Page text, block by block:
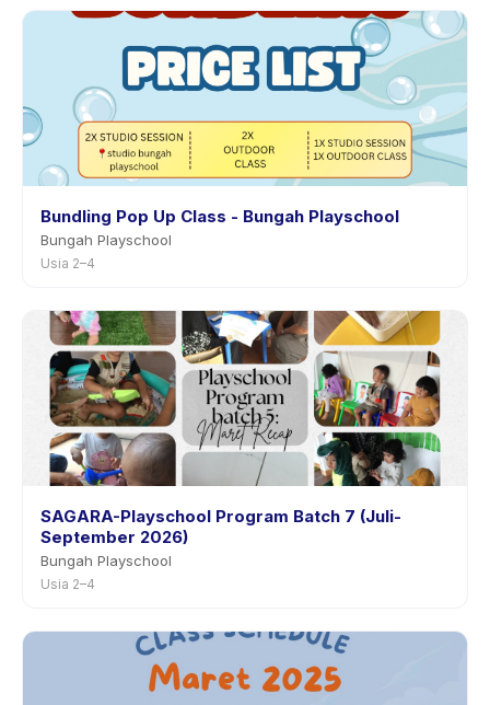
sebelumnya.
Bundling Pop Up Class - Bungah Playschool
Bungah Playschool
Usia 2–4
SAGARA-Playschool Program Batch 7 (Juli-
September 2026)
Bungah Playschool
Usia 2–4